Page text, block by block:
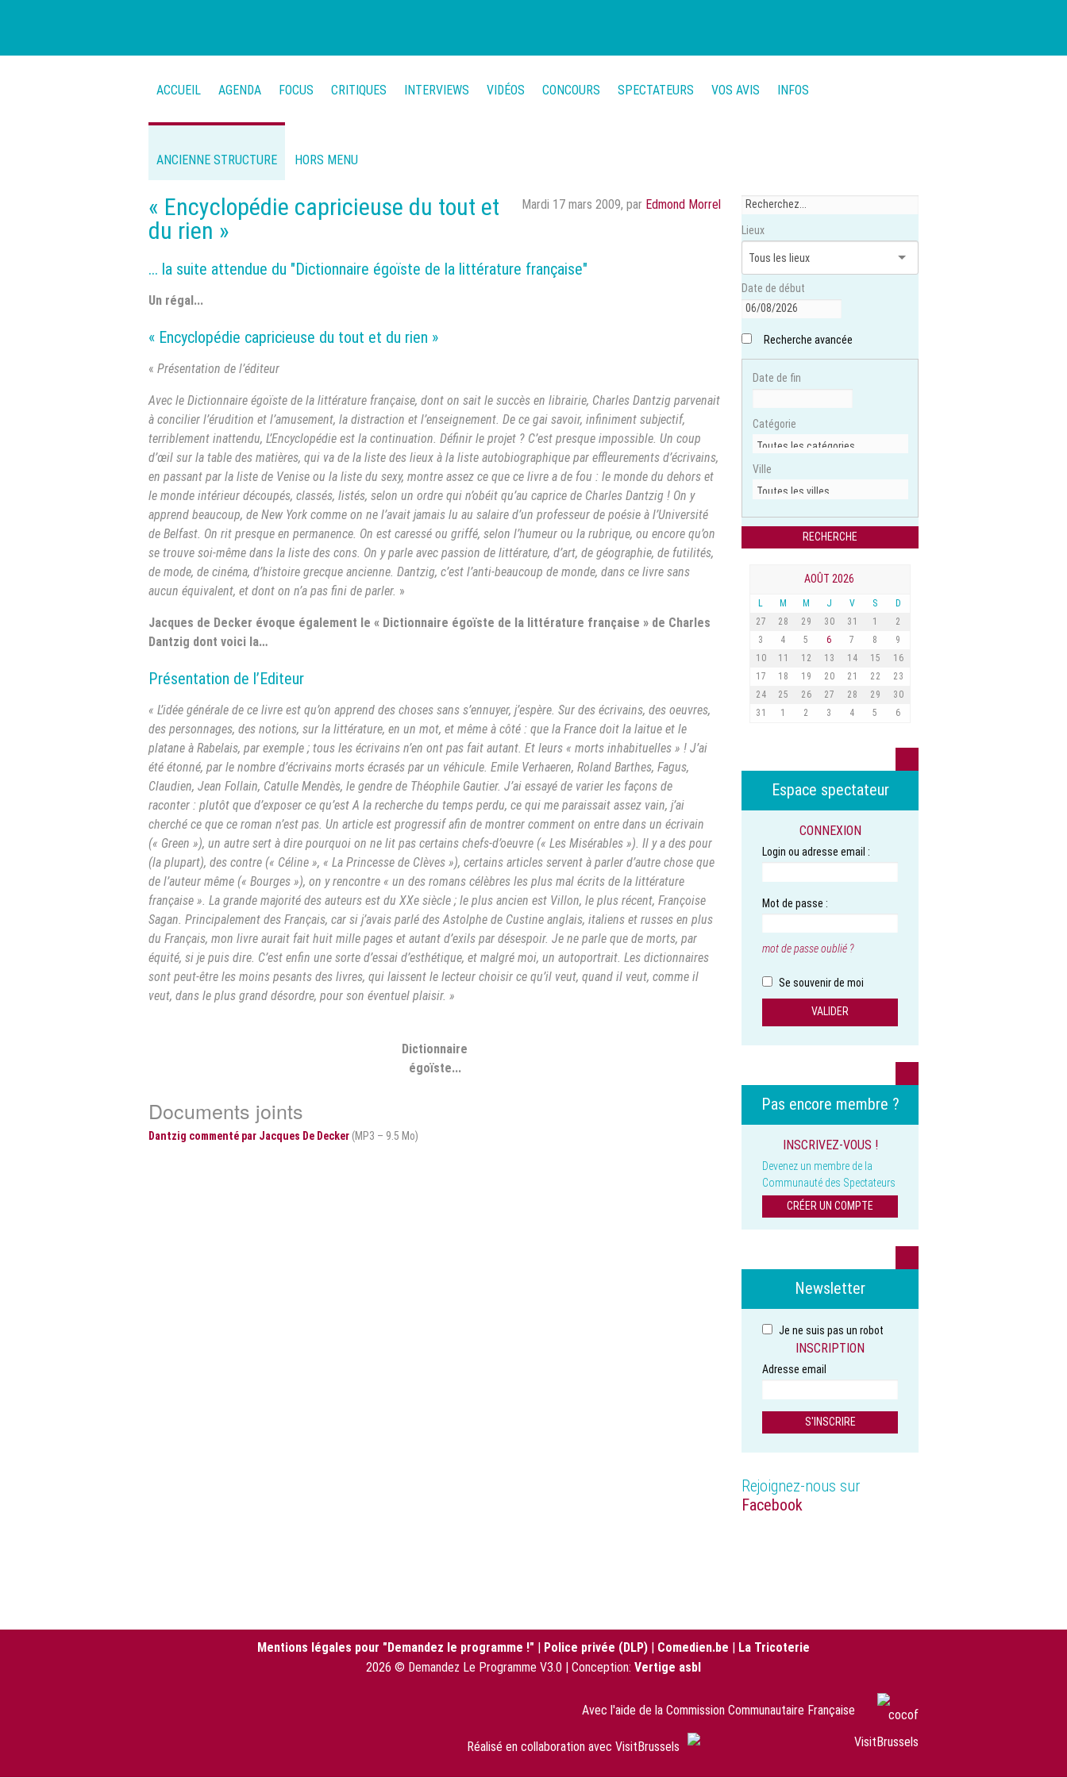
ACCUEIL AGENDA FOCUS CRITIQUES INTERVIEWS VIDÉOS CONCOURS SPECTATEURS VOS AVIS INFOS
ANCIENNE STRUCTURE HORS MENU
Mardi 17 mars 2009, par Edmond Morrel
« Encyclopédie capricieuse du tout et
du rien »
... la suite attendue du "Dictionnaire égoïste de la littérature française"
Un régal...
« Encyclopédie capricieuse du tout et du rien »
« Présentation de l’éditeur
Avec le Dictionnaire égoïste de la littérature française, dont on sait le succès en librairie, Charles Dantzig parvenait
à concilier l’érudition et l’amusement, la distraction et l’enseignement. De ce gai savoir, infiniment subjectif,
terriblement inattendu, L’Encyclopédie est la continuation. Définir le projet ? C’est presque impossible. Un coup
d’œil sur la table des matières, qui va de la liste des lieux à la liste autobiographique par effleurements d’écrivains,
en passant par la liste de Venise ou la liste du sexy, montre assez ce que ce livre a de fou : le monde du dehors et
le monde intérieur découpés, classés, listés, selon un ordre qui n’obéit qu’au caprice de Charles Dantzig ! On y
apprend beaucoup, de New York comme on ne l’avait jamais lu au salaire d’un professeur de poésie à l’Université
de Belfast. On rit presque en permanence. On est caressé ou griffé, selon l’humeur ou la rubrique, ou encore qu’on
se trouve soi-même dans la liste des cons. On y parle avec passion de littérature, d’art, de géographie, de futilités,
de mode, de cinéma, d’histoire grecque ancienne. Dantzig, c’est l’anti-beaucoup de monde, dans ce livre sans
aucun équivalent, et dont on n’a pas fini de parler. »
Jacques de Decker évoque également le « Dictionnaire égoïste de la littérature française » de Charles
Dantzig dont voici la…
Présentation de l’Editeur
« L’idée générale de ce livre est qu’on apprend des choses sans s’ennuyer, j’espère. Sur des écrivains, des oeuvres,
des personnages, des notions, sur la littérature, en un mot, et même à côté : que la France doit la laitue et le
platane à Rabelais, par exemple ; tous les écrivains n’en ont pas fait autant. Et leurs « morts inhabituelles » ! J’ai
été étonné, par le nombre d’écrivains morts écrasés par un véhicule. Emile Verhaeren, Roland Barthes, Fagus,
Claudien, Jean Follain, Catulle Mendès, le gendre de Théophile Gautier. J’ai essayé de varier les façons de
raconter : plutôt que d’exposer ce qu’est A la recherche du temps perdu, ce qui me paraissait assez vain, j’ai
cherché ce que ce roman n’est pas. Un article est progressif afin de montrer comment on entre dans un écrivain
(« Green »), un autre sert à dire pourquoi on ne lit pas certains chefs-d’oeuvre (« Les Misérables »). Il y a des pour
(la plupart), des contre (« Céline », « La Princesse de Clèves »), certains articles servent à parler d’autre chose que
de l’auteur même (« Bourges »), on y rencontre « un des romans célèbres les plus mal écrits de la littérature
française ». La grande majorité des auteurs est du XXe siècle ; le plus ancien est Villon, le plus récent, Françoise
Sagan. Principalement des Français, car si j’avais parlé des Astolphe de Custine anglais, italiens et russes en plus
du Français, mon livre aurait fait huit mille pages et autant d’exils par désespoir. Je ne parle que de morts, par
équité, si je puis dire. C’est enfin une sorte d’essai d’esthétique, et malgré moi, un autoportrait. Les dictionnaires
sont peut-être les moins pesants des livres, qui laissent le lecteur choisir ce qu’il veut, quand il veut, comme il
veut, dans le plus grand désordre, pour son éventuel plaisir. »
Dictionnaire
égoïste...
Documents joints
Dantzig commenté par Jacques De Decker (MP3 – 9.5 Mo)
Lieux
Date de début
Recherche avancée
Date de fin
Catégorie
Ville
AOÛT 2026
L M M J V S
D
27
28 29 30 31 1
2
3
4 5 6 7 8
9
10
11 12 13 14 15
16
17
18 19 20 21 22
23
24
25 26 27 28 29
30
31
1 2 3 4 5 6
Espace spectateur
CONNEXION
Login ou adresse email :
Mot de passe :
mot de passe oublié ?
Se souvenir de moi
Pas encore membre ?
INSCRIVEZ-VOUS !
Devenez un membre de la
Communauté des Spectateurs
CRÉER UN COMPTE
Newsletter
Je ne suis pas un robot
INSCRIPTION
Adresse email
Rejoignez-nous sur
Facebook
Mentions légales pour "Demandez le programme !" | Police privée (DLP) | Comedien.be | La Tricoterie
2026 © Demandez Le Programme V3.0 | Conception: Vertige asbl
Avec l'aide de la Commission Communautaire Française
Réalisé en collaboration avec VisitBrussels